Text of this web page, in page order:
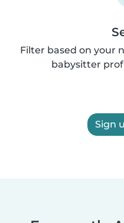
Filter based on your
babysitter
Sign